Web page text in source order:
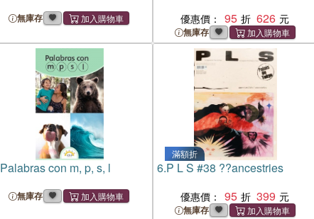
無庫存 優惠價： 95 626
無庫存
Palabras con m, p, s, l
無庫存
滿額折
6.P L S #38 ??ancestries
優惠價： 95 399
無庫存